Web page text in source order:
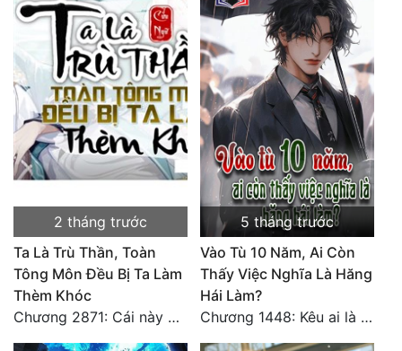
2 tháng trước
Ta Là Trù Thần, Toàn
Tông Môn Đều Bị Ta Làm
Thèm Khóc
Chương 2871: Cái này đánh nhẹ nhõm a
5 tháng trước
Vào Tù 10 Năm, Ai Còn
Thấy Việc Nghĩa Là Hăng
Hái Làm?
Chương 1448: Kêu ai là cha?